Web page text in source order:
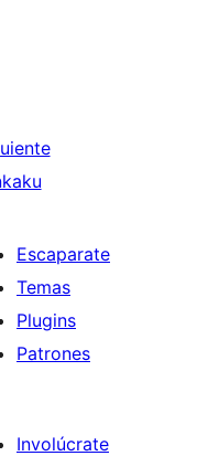
Escaparate
Temas
Plugins
Patrones
Involúcrate